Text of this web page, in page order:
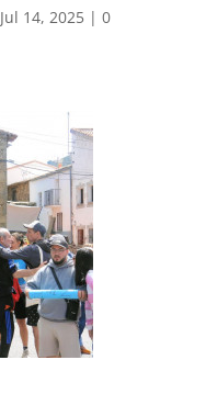
Jul 14, 2025| 0